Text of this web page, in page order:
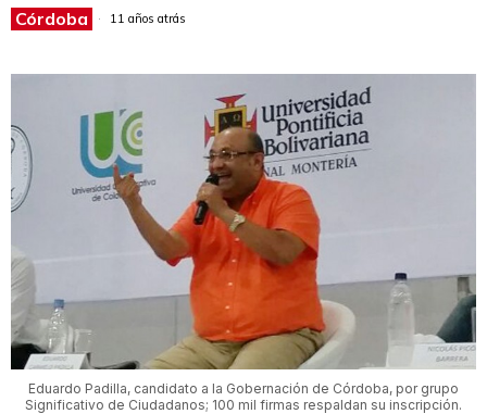
Córdoba 11 años atrás
Eduardo Padilla, candidato a la Gobernación de Córdoba, por grupo
Significativo de Ciudadanos; 100 mil firmas respaldan su inscripción.